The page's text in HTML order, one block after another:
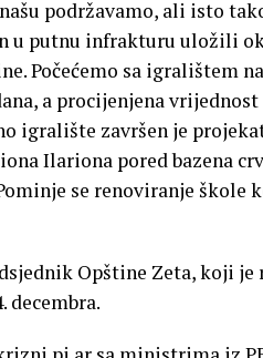
podržavamo, ali isto
putnu infrakturu uložili
Počećemo sa igralištem
a procijenjena
igralište završen je
Ilariona pored bazena
se renoviranje škole
Opštine Zeta, koji je
decembra.